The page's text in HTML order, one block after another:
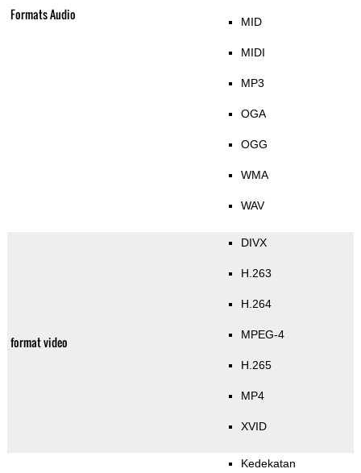
Formats Audio MID
MIDI
MP3
OGA
OGG
WMA
WAV
format video
DIVX
H.263
H.264
MPEG-4
H.265
MP4
XVID
Kedekatan